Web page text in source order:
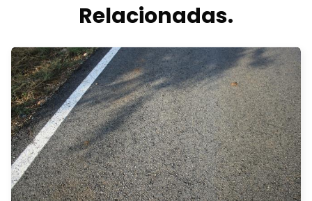
Relacionadas.